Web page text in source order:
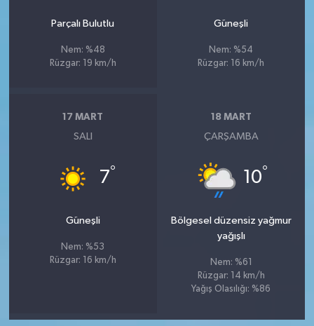
Parçalı Bulutlu
Nem: %48
Rüzgar: 19 km/h
Güneşli
Nem: %54
Rüzgar: 16 km/h
17 MART
SALI
7°
Güneşli
Nem: %53
Rüzgar: 16 km/h
18 MART
ÇARŞAMBA
10°
Bölgesel düzensiz yağmur
yağışlı
Nem: %61
Rüzgar: 14 km/h
Yağış Olasılığı: %86